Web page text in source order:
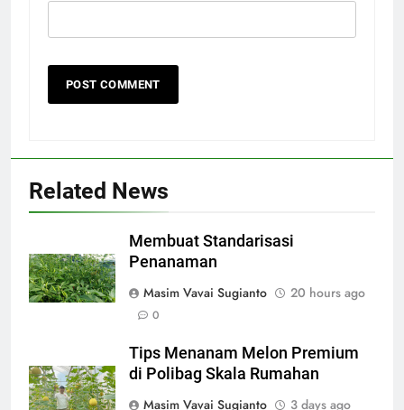
Related News
Membuat Standarisasi
Penanaman
Masim Vavai Sugianto
20 hours ago
0
Tips Menanam Melon Premium
di Polibag Skala Rumahan
Masim Vavai Sugianto
3 days ago